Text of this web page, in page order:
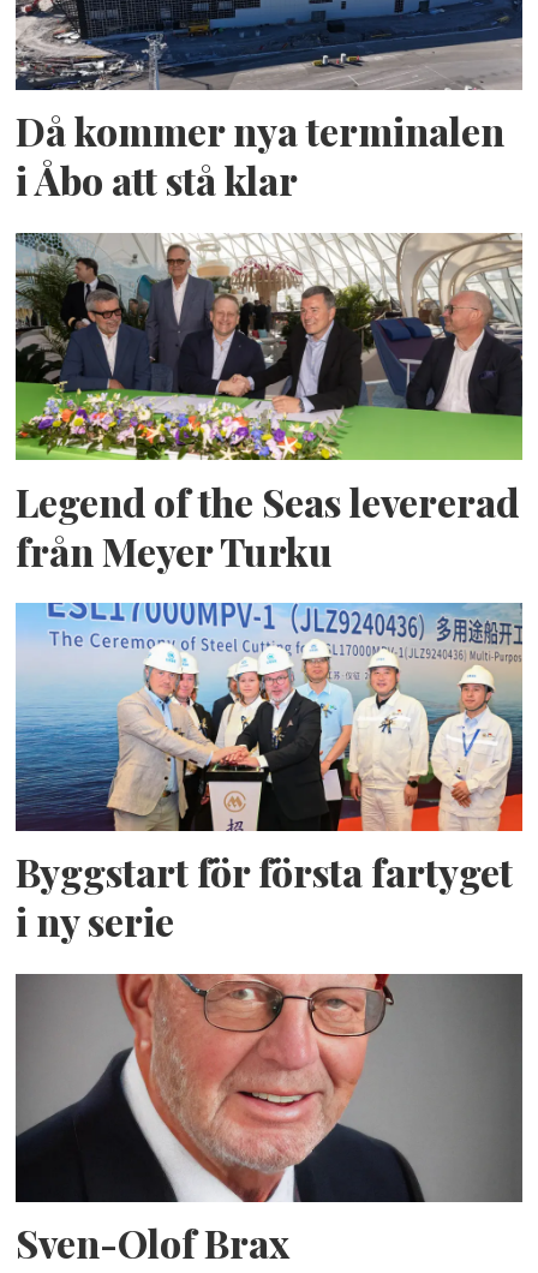
Då kommer nya terminalen
i Åbo att stå klar
Legend of the Seas levererad
från Meyer Turku
Byggstart för första fartyget
i ny serie
Sven-Olof Brax